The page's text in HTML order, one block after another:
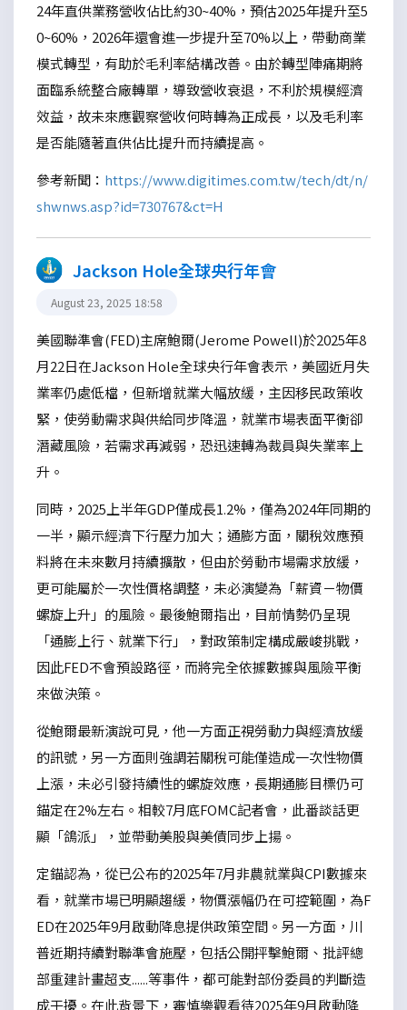
24年直供業務營收佔比約30~40%，預估2025年提升至5
0~60%，2026年還會進一步提升至70%以上，帶動商業
模式轉型，有助於毛利率結構改善。由於轉型陣痛期將
面臨系統整合廠轉單，導致營收衰退，不利於規模經濟
效益，故未來應觀察營收何時轉為正成長，以及毛利率
是否能隨著直供佔比提升而持續提高。
參考新聞： https://www.digitimes.com.tw/tech/dt/n/
shwnws.asp?id=730767&ct=H
Jackson Hole全球央行年會
August 23, 2025 18:58
美國聯準會(FED)主席鮑爾(Jerome Powell)於2025年8
月22日在Jackson Hole全球央行年會表示，美國近月失
業率仍處低檔，但新增就業大幅放緩，主因移民政策收
緊，使勞動需求與供給同步降溫，就業市場表面平衡卻
潛藏風險，若需求再減弱，恐迅速轉為裁員與失業率上
升。
同時，2025上半年GDP僅成長1.2%，僅為2024年同期的
一半，顯示經濟下行壓力加大；通膨方面，關稅效應預
料將在未來數月持續擴散，但由於勞動市場需求放緩，
更可能屬於一次性價格調整，未必演變為「薪資－物價
螺旋上升」的風險。最後鮑爾指出，目前情勢仍呈現
「通膨上行、就業下行」，對政策制定構成嚴峻挑戰，
因此FED不會預設路徑，而將完全依據數據與風險平衡
來做決策。
從鮑爾最新演說可見，他一方面正視勞動力與經濟放緩
的訊號，另一方面則強調若關稅可能僅造成一次性物價
上漲，未必引發持續性的螺旋效應，長期通膨目標仍可
錨定在2%左右。相較7月底FOMC記者會，此番談話更
顯「鴿派」，並帶動美股與美債同步上揚。
定錨認為，從已公布的2025年7月非農就業與CPI數據來
看，就業市場已明顯趨緩，物價漲幅仍在可控範圍，為F
ED在2025年9月啟動降息提供政策空間。另一方面，川
普近期持續對聯準會施壓，包括公開抨擊鮑爾、批評總
部重建計畫超支......等事件，都可能對部份委員的判斷造
成干擾。在此背景下，審慎樂觀看待2025年9月啟動降